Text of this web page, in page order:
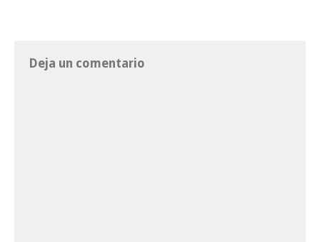
Deja un comentario